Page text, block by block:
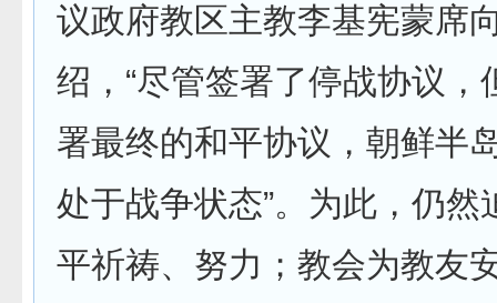
议政府教区主教李基宪蒙席
绍，“尽管签署了停战协议，
署最终的和平协议，朝鲜半
处于战争状态”。为此，仍然
平祈祷、努力；教会为教友